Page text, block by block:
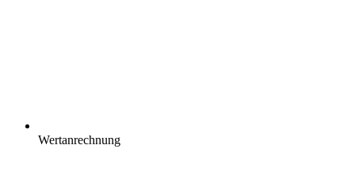
Wertanrechnung